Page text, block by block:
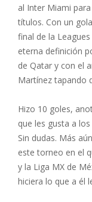
al Inter Miami
títulos. Con un
final de la
eterna definición
de Qatar y con el
Martínez tapando
Hizo 10 goles,
que les gusta a
Sin dudas. Más
este torneo en el
y la Liga MX de
hiciera lo que a él